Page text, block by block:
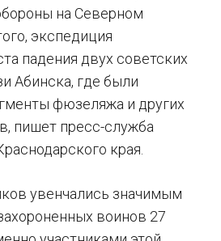
на Северном
экспедиция
падения двух советских
Абинска, где были
фюзеляжа и других
пишет пресс-служба
края.
увенчались значимым
воинов 27